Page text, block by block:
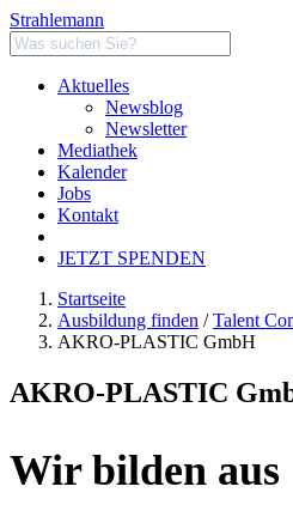
Strahlemann
Aktuelles
Newsblog
Newsletter
Mediathek
Kalender
Jobs
Kontakt
JETZT SPENDEN
Startseite
Ausbildung finden /Talent
AKRO-PLASTIC GmbH
AKRO-PLASTIC
Wir bilden aus